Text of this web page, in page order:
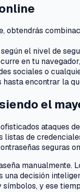
obtendrás
el nivel de
en tu
sociales o
encontrar la
el
ataques
de
seguras
decisión
y ese